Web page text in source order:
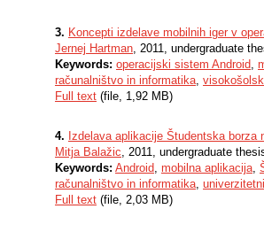
3. Koncepti izdelave mobilnih iger v
Jernej Hartman, 2011, undergraduate
Keywords: operacijski sistem Android,
računalništvo in informatika,
Full text (file, 1,92 MB)
4. Izdelava aplikacije Študentska borza
Mitja Balažic, 2011, undergraduate
Keywords: Android, mobilna aplikacija,
računalništvo in informatika,
Full text (file, 2,03 MB)